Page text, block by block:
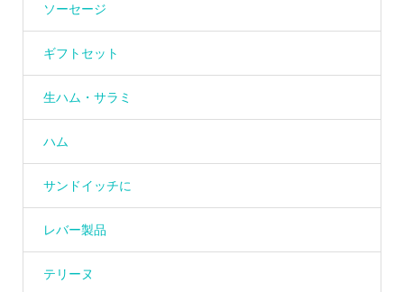
ソーセージ
ギフトセット
生ハム・サラミ
ハム
サンドイッチに
レバー製品
テリーヌ